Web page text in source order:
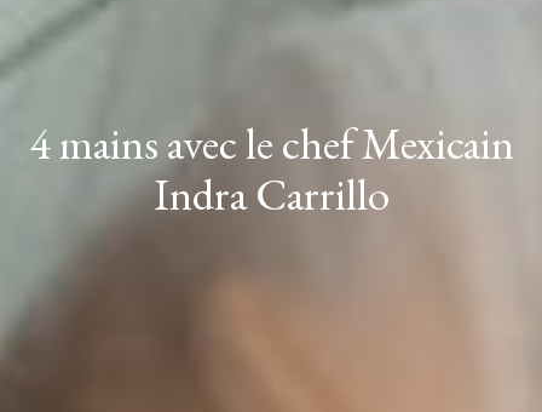
4 mains avec le chef Mexicain
Indra Carrillo